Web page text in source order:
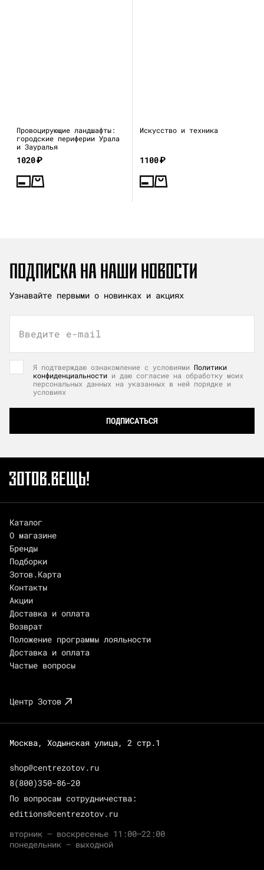
Провоцирующие ландшафты:
городские периферии Урала
и Зауралья
1020₽
Искусство и техника
1100₽
ПОДПИСКА НА НАШИ НОВОСТИ
Узнавайте первыми о новинках и акциях
Введите e-mail
Я подтверждаю ознакомление с условиями Политики
конфиденциальности и даю согласие на обработку моих
персональных данных на указанных в ней порядке и
условиях
ПОДПИСАТЬСЯ
Каталог
О магазине
Бренды
Подборки
Зотов.Карта
Контакты
Акции
Доставка и оплата
Возврат
Положение программы лояльности
Доставка и оплата
Частые вопросы
Центр Зотов
Москва, Ходынская улица, 2 стр.1
shop@centrezotov.ru
8(800)350-86-20
По вопросам сотрудничества:
editions@centrezotov.ru
вторник — воскресенье 11:00–22:00
понедельник — выходной